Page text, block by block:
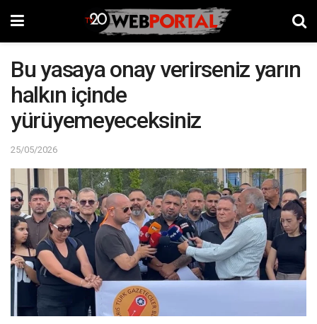
Bu yasaya onay verirseniz yarın
halkın içinde
yürüyemeyeceksiniz
25/05/2026